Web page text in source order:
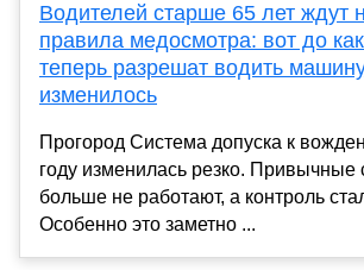
Водителей старше 65 лет ждут
правила медосмотра: вот до
теперь разрешат водить
изменилось
Прогород Система допуска к
году изменилась резко. Привычные
больше не работают, а контроль
Особенно это заметно ...